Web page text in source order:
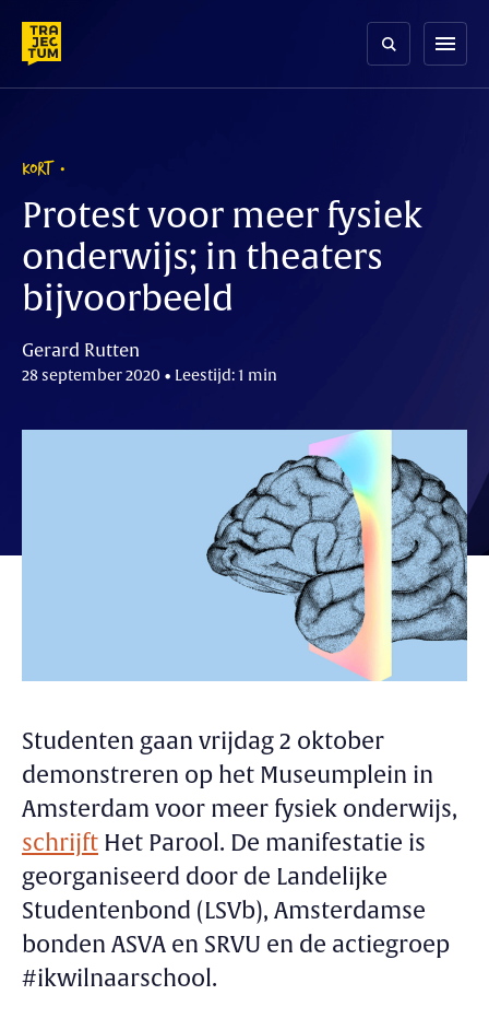
content
menu
KORT
Protest voor meer fysiek
onderwijs; in theaters
bijvoorbeeld
Gerard Rutten
28 september 2020 • Leestijd: 1 min
Studenten gaan vrijdag 2 oktober
demonstreren op het Museumplein in
Amsterdam voor meer fysiek onderwijs,
schrijft Het Parool. De manifestatie is
georganiseerd door de Landelijke
Studentenbond (LSVb), Amsterdamse
bonden ASVA en SRVU en de actiegroep
#ikwilnaarschool.